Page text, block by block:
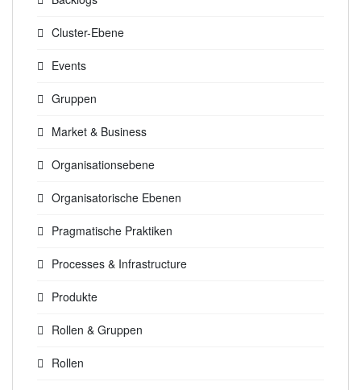
Cluster-Ebene
Events
Gruppen
Market & Business
Organisationsebene
Organisatorische Ebenen
Pragmatische Praktiken
Processes & Infrastructure
Produkte
Rollen & Gruppen
Rollen